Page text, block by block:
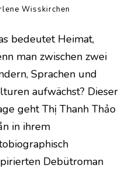
Wisskirchen
bedeutet Heimat,
man zwischen zwei
Sprachen und
aufwächst? Dieser
geht Thị Thanh Thảo
in ihrem
Debütroman